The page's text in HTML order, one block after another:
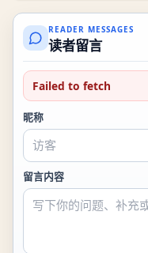
READER MESSAGES
读者留言
Failed to fetch
昵称
留言内容